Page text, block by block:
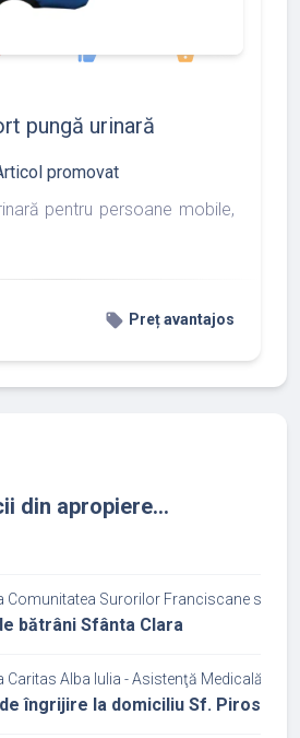
thumb_up shopping_basket
pungă urinară
promovat
pentru persoane mobile,
local_offer Preț avantajos
din apropiere...
Comunitatea Surorilor Franciscane sub
bătrâni Sfânta Clara
Caritas Alba Iulia - Asistenţă Medicală şi
îngrijire la domiciliu Sf. Piroska